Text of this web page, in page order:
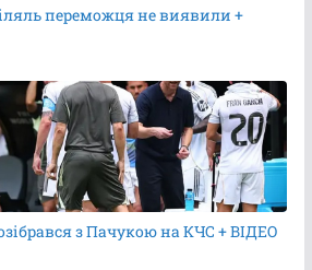
переможця не виявили +
з Пачукою на КЧС + ВІДЕО